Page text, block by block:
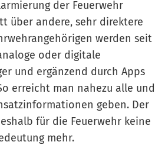
der Feuerwehr
über andere, sehr direktere
werden seit
oder digitale
und ergänzend durch Apps
erreicht man nahezu alle und
geben. Der
für die Feuerwehr keine
mehr.